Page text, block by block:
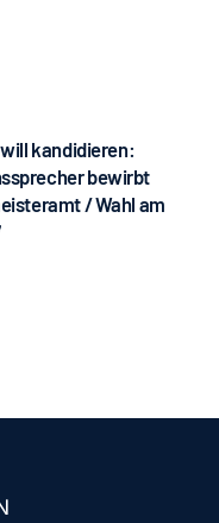
kandidieren:
bewirbt
/ Wahl am